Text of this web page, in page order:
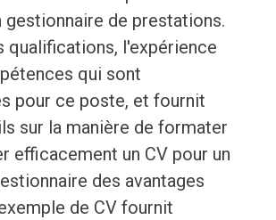
gestionnaire de prestations.
qualifications, l'expérience
qui sont
pour ce poste, et fournit
sur la manière de formater
efficacement un CV pour un
des avantages
de CV fournit